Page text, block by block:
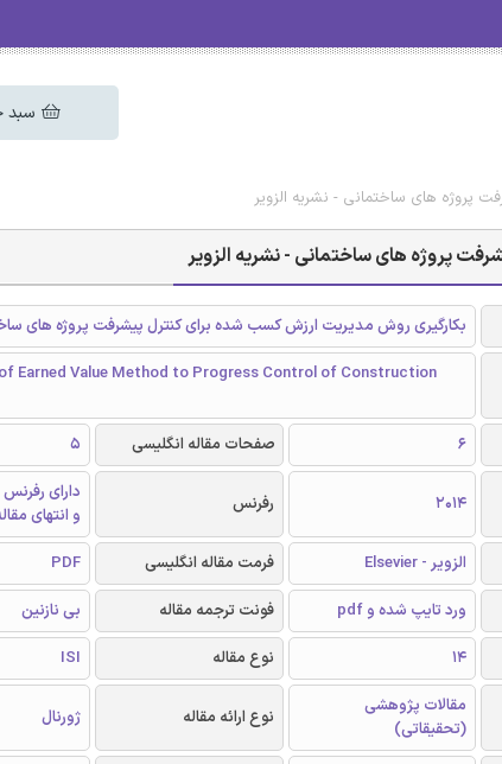
سبد
پروژه های ساختمانی - نشریه الزویر
پروژه های ساختمانی - نشریه الزویر
بکارگیری روش مدیریت ارزش کسب شده برای کنترل پیشرفت پروژه های
Earned Value Method to Progress Control of Construction
6 صفحات مقاله انگلیسی 5
2014 رفرنس
دارای
و انتهای
الزویر - Elsevier فرمت مقاله انگلیسی
PDF
ورد تایپ شده و pdf فونت ترجمه مقاله
بی نازنین
14 نوع مقاله ISI
مقالات پژوهشی
(تحقیقاتی)
نوع ارائه مقاله ژورنال